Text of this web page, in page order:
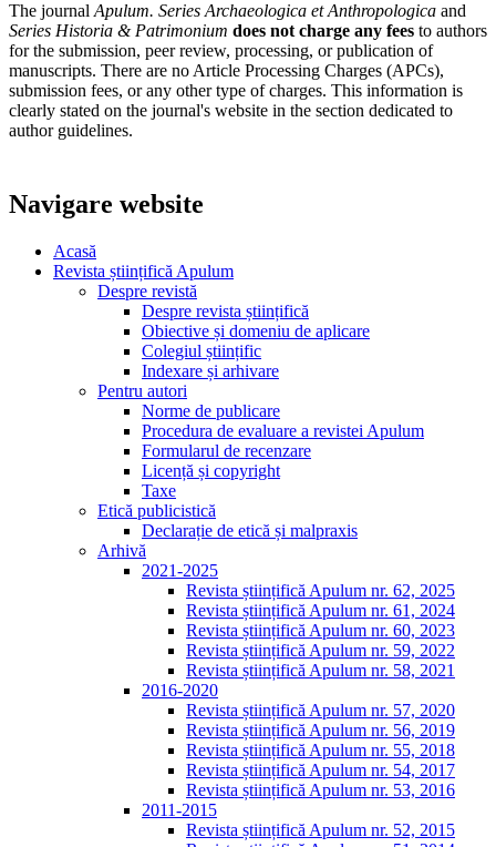
The journalApulum. Series Archaeologica et Anthropologica and
Series Historia & Patrimonium does not charge any fees to authors
for the submission, peer review, processing, or publication of
manuscripts. There are no Article Processing Charges (APCs),
submission fees, or any other type of charges. This information is
clearly stated on the journal's website in the section dedicated to
author guidelines.
Navigare website
Acasă
Revista științifică Apulum
Despre revistă
Despre revista științifică
Obiective și domeniu de aplicare
Colegiul științific
Indexare și arhivare
Pentru autori
Norme de publicare
Procedura de evaluare a revistei Apulum
Formularul de recenzare
Licență și copyright
Taxe
Etică publicistică
Declarație de etică și malpraxis
Arhivă
2021-2025
Revista științifică Apulum nr. 62, 2025
Revista științifică Apulum nr. 61, 2024
Revista științifică Apulum nr. 60, 2023
Revista științifică Apulum nr. 59, 2022
Revista științifică Apulum nr. 58, 2021
2016-2020
Revista științifică Apulum nr. 57, 2020
Revista științifică Apulum nr. 56, 2019
Revista științifică Apulum nr. 55, 2018
Revista științifică Apulum nr. 54, 2017
Revista științifică Apulum nr. 53, 2016
2011-2015
Revista științifică Apulum nr. 52, 2015